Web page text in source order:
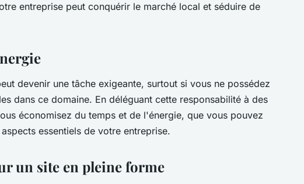
entreprise peut conquérir le marché local et séduire de
devenir une tâche exigeante, surtout si vous ne possédez
dans ce domaine. En déléguant cette responsabilité à des
économisez du temps et de l'énergie, que vous pouvez
essentiels de votre entreprise.
un site en pleine forme